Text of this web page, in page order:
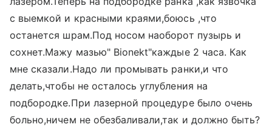
с выемкой и красными краями,боюсь ,что
останется шрам.Под носом наоборот пузырь и
сохнет.Мажу мазью" Bionekt"каждые 2 часа. Как
мне сказали.Надо ли промывать ранки,и что
делать,чтобы не осталось углубления на
подбородке.При лазерной процедуре было очень
больно,ничем не обезбаливали,так и должно быть?